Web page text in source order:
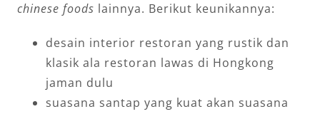
chinese foods lainnya. Berikut keunikannya:
desain interior restoran yang rustik dan
klasik ala restoran lawas di Hongkong
jaman dulu
suasana santap yang kuat akan suasana